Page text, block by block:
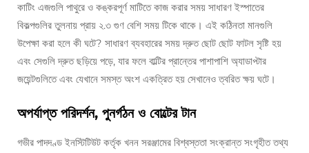
কাটিং এজগুলি পাথুরে ও কঙ্করপূর্ণ মাটিতে কাজ করার সময় সাধারণ ইস্পাতের
বিকল্পগুলির তুলনায় প্রায় ২.৩ গুণ বেশি সময় টিকে থাকে। এই কঠিনতা মানগুলি
উপেক্ষা করা হলে কী ঘটে? সাধারণ ব্যবহারের সময় দ্রুত ছোট ছোট ফাটল সৃষ্টি হয়
এবং সেগুলি দ্রুত ছড়িয়ে পড়ে, যার ফলে বাল্টির প্রান্তের পাশাপাশি অ্যাডাপ্টার
জয়েন্টগুলিতে এবং যেখানে সমস্ত অংশ একত্রিত হয় সেখানেও ত্বরিত ক্ষয় ঘটে।
অপর্যাপ্ত পরিদর্শন, পুনর্গঠন ও বোল্টের টান
গভীর পাদদণ্ড ইনস্টিটিউট কর্তৃক খনন সরঞ্জামের বিশ্বস্ততা সংক্রান্ত সংগৃহীত তথ্য